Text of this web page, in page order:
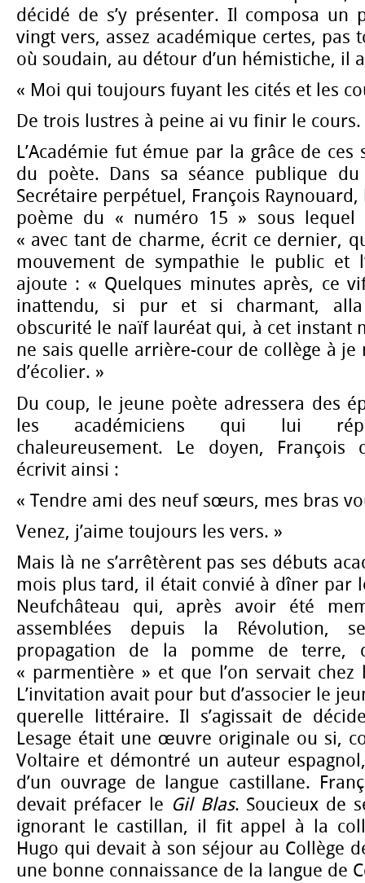
décidé de s’y présenter. Il composa un
vingt vers, assez académique certes, pas
où soudain, au détour d’un hémistiche, il
« Moi qui toujours fuyant les cités et les
De trois lustres à peine ai vu finir le cours.
L’Académie fut émue par la grâce de ces
du poète. Dans sa séance publique
Secrétaire perpétuel, François
poème du « numéro 15 » sous lequel
« avec tant de charme, écrit ce dernier,
mouvement de sympathie le public et
ajoute : « Quelques minutes après, ce
inattendu, si pur et si charmant,
obscurité le naïf lauréat qui, à cet instant
ne sais quelle arrière-cour de collège à je
d’écolier. »
Du coup, le jeune poète adressera des
les académiciens qui lui
chaleureusement. Le doyen, François
écrivit ainsi :
« Tendre ami des neuf sœurs, mes bras
Venez, j’aime toujours les vers. »
Mais là ne s’arrêtèrent pas ses débuts
mois plus tard, il était convié à dîner par
Neufchâteau qui, après avoir été
assemblées depuis la Révolution,
propagation de la pomme de terre,
« parmentière » et que l’on servait
L’invitation avait pour but d’associer le
querelle littéraire. Il s’agissait de
Lesage était une œuvre originale ou si,
Voltaire et démontré un auteur
d’un ouvrage de langue castillane.
devait préfacer le Gil Blas. Soucieux de
ignorant le castillan, il fit appel à la
Hugo qui devait à son séjour au Collège
une bonne connaissance de la langue de